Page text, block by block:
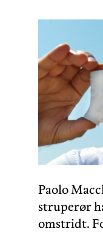
Paolo
struperør
omstridt.